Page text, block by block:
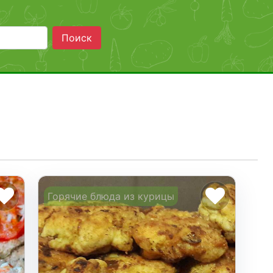
Поиск
Горячие блюда из курицы